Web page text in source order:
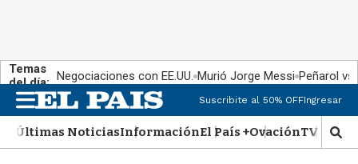
Temas
del día: Negociaciones con EE.UU. Murió Jorge Messi Peñarol
M
e
n
u
Suscribite al 50% OFFIngresar
Últimas NoticiasInformaciónEl País +OvaciónTV Show
M
o